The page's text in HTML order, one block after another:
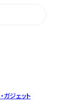
ガジェット